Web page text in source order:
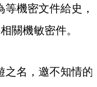
等機密文件給史，
關機敏密件。
之名，邀不知情的